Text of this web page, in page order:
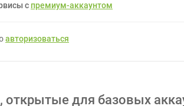
с премиум-аккаунтом
авторизоваться
открытые для базовых